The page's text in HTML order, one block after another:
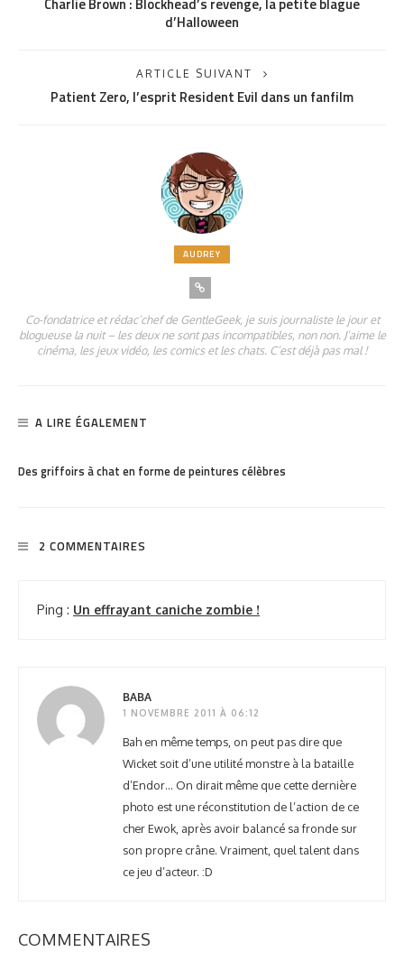
Charlie Brown : Blockhead’s revenge, la petite blague
d’Halloween
ARTICLE SUIVANT
Patient Zero, l’esprit Resident Evil dans un fanfilm
AUDREY
Co-fondatrice et rédac’chef de GentleGeek, je suis journaliste le jour et
blogueuse la nuit – les deux ne sont pas incompatibles, non non. J’aime le
cinéma, les jeux vidéo, les comics et les chats. C’est déjà pas mal !
A LIRE ÉGALEMENT
Des griffoirs à chat en forme de peintures célèbres
2 COMMENTAIRES
Ping : Un effrayant caniche zombie !
BABA
1 NOVEMBRE 2011 À 06:12
Bah en même temps, on peut pas dire que
Wicket soit d’une utilité monstre à la bataille
d’Endor… On dirait même que cette dernière
photo est une réconstitution de l’action de ce
cher Ewok, après avoir balancé sa fronde sur
son propre crâne. Vraiment, quel talent dans
ce jeu d’acteur. :D
COMMENTAIRES